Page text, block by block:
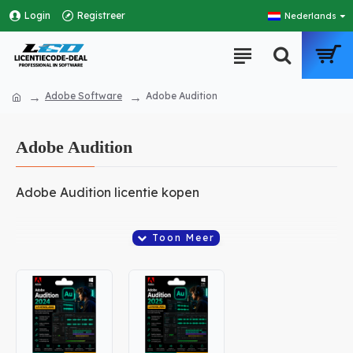
Login Registreer Nederlands
Adobe Software Adobe Audition
Adobe Audition
Adobe Audition licentie kopen
bewerken, opnemen en mixen. Deze krachtige audio
editing software wordt wereldwijd gebruikt door
podcasters, muzikanten, videomakers en
geluidsengineers.